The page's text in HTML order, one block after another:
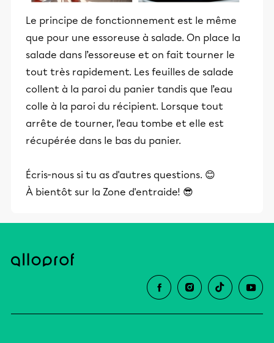
Le principe de fonctionnement est le même
que pour une essoreuse à salade. On place la
salade dans l’essoreuse et on fait tourner le
tout très rapidement. Les feuilles de salade
collent à la paroi du panier tandis que l’eau
colle à la paroi du récipient. Lorsque tout
arrête de tourner, l’eau tombe et elle est
récupérée dans le bas du panier.
Écris-nous si tu as d'autres questions. 😊
À bientôt sur la Zone d'entraide! 😎